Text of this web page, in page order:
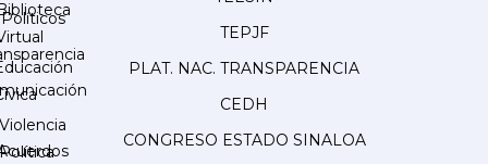
Políticos
Violencia
Política
TEPJF
PLAT. NAC. TRANSPARENCIA
CEDH
CONGRESO ESTADO SINALOA